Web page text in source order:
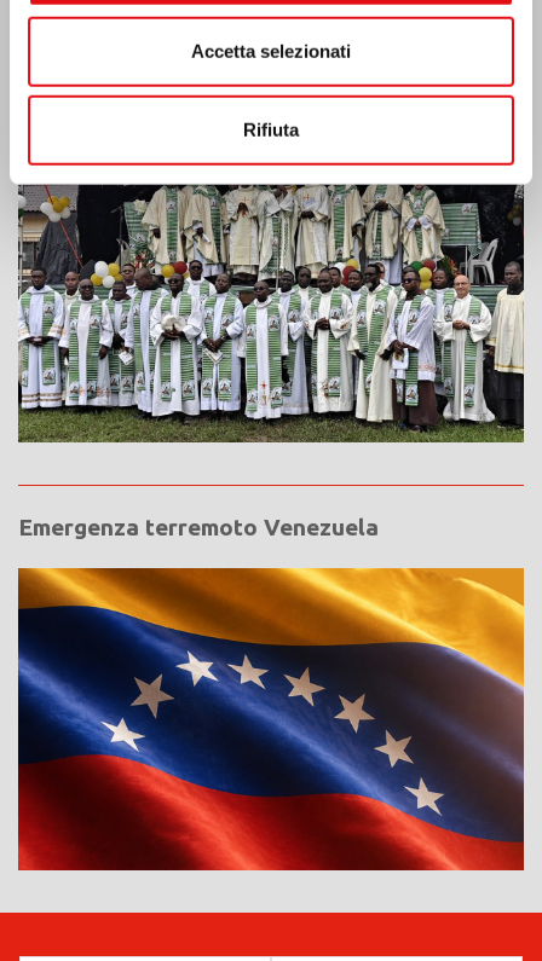
Accetta selezionati
Rifiuta
Costa d’Avorio: doppio Giubileo d’Argento
Emergenza terremoto Venezuela